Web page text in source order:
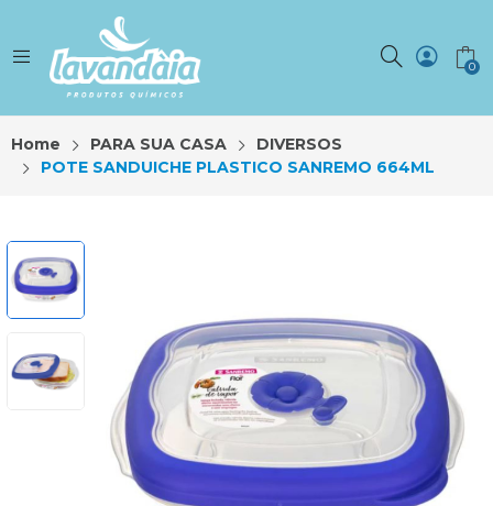
0
Home PARA SUA CASA
DIVERSOS
POTE SANDUICHE PLASTICO SANREMO 664ML